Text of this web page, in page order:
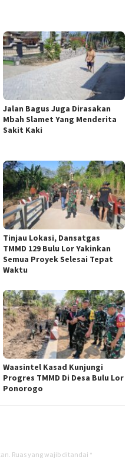
Jalan Bagus Juga Dirasakan
Mbah Slamet Yang Menderita
Sakit Kaki
Tinjau Lokasi, Dansatgas
TMMD 129 Bulu Lor Yakinkan
Semua Proyek Selesai Tepat
Waktu
Waasintel Kasad Kunjungi
Progres TMMD Di Desa Bulu Lor
Ponorogo
Ruas yang wajib ditandai *